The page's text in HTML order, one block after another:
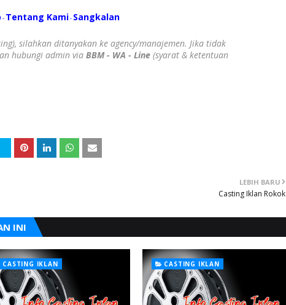
- Tentang Kami - Sangkalan
silahkan ditanyakan ke agency/manajemen. Jika tidak
hubungi admin via BBM - WA - Line (syarat & ketentuan
LEBIH BARU
Casting Iklan Rokok
INI
CASTING IKLAN CASTING IKLAN